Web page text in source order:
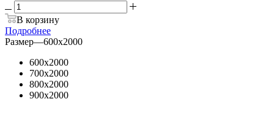
В корзину
Подробнее
Размер—600х2000
600х2000
700х2000
800х2000
900х2000